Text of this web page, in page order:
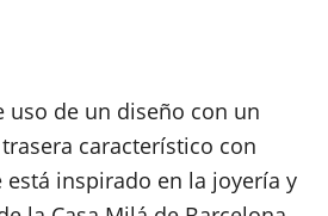
uso de un diseño con un
característico con
inspirado en la joyería y